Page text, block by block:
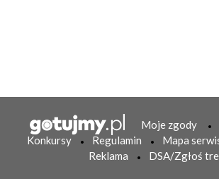
Moje zgody
Konkursy
Regulamin Mapa
Reklama
DSA/Zgłoś